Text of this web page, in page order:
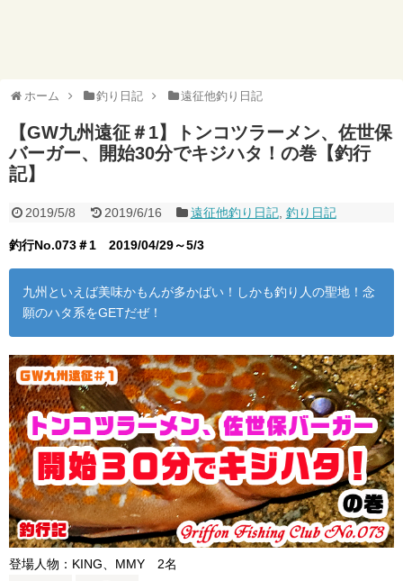
ホーム 釣り日記 遠征他釣り日記
【GW九州遠征＃1】トンコツラーメン、佐世保
バーガー、開始30分でキジハタ！の巻【釣行
記】
2019/5/8 2019/6/16 遠征他釣り日記, 釣り日記
釣行No.073＃1 2019/04/29～5/3
九州といえば美味かもんが多かばい！しかも釣り人の聖地！念
願のハタ系をGETだぜ！
登場人物：KING、MMY 2名